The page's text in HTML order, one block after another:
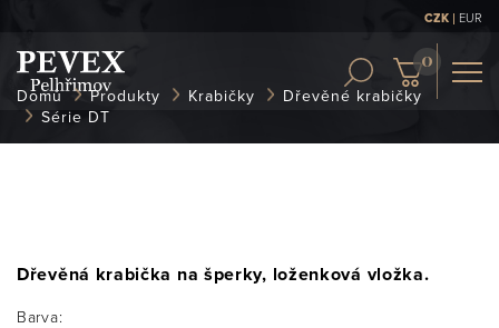
CZK | EUR
Domů Produkty Krabičky
Dřevěné krabičky
Série DT
Dřevěná krabička na šperky, loženková vložka.
Barva: